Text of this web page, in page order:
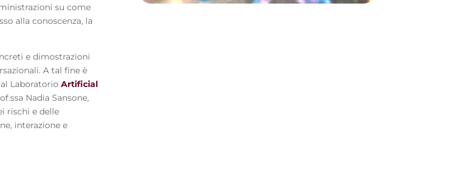
su come
alla conoscenza, la
e dimostrazioni
A tal fine è
Laboratorio Artificial
Nadia Sansone,
rischi e delle
interazione e